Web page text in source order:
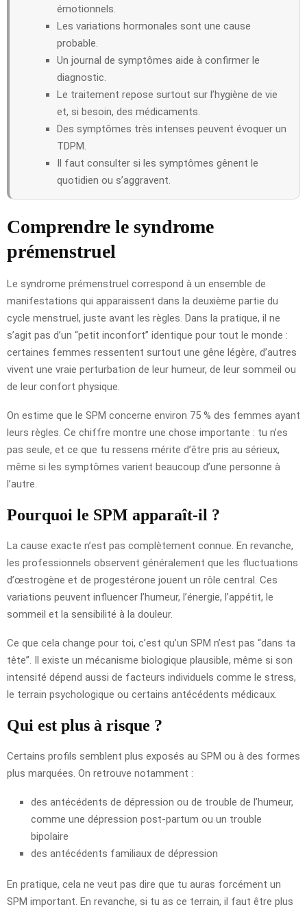
émotionnels.
Les variations hormonales sont une cause
probable.
Un journal de symptômes aide à confirmer le
diagnostic.
Le traitement repose surtout sur l’hygiène de vie
et, si besoin, des médicaments.
Des symptômes très intenses peuvent évoquer un
TDPM.
Il faut consulter si les symptômes gênent le
quotidien ou s’aggravent.
Comprendre le syndrome
prémenstruel
Le syndrome prémenstruel correspond à un ensemble de
manifestations qui apparaissent dans la deuxième partie du
cycle menstruel, juste avant les règles. Dans la pratique, il ne
s’agit pas d’un “petit inconfort” identique pour tout le monde :
certaines femmes ressentent surtout une gêne légère, d’autres
vivent une vraie perturbation de leur humeur, de leur sommeil ou
de leur confort physique.
On estime que le SPM concerne environ 75 % des femmes ayant
leurs règles. Ce chiffre montre une chose importante : tu n’es
pas seule, et ce que tu ressens mérite d’être pris au sérieux,
même si les symptômes varient beaucoup d’une personne à
l’autre.
Pourquoi le SPM apparaît-il ?
La cause exacte n’est pas complètement connue. En revanche,
les professionnels observent généralement que les fluctuations
d’œstrogène et de progestérone jouent un rôle central. Ces
variations peuvent influencer l’humeur, l’énergie, l’appétit, le
sommeil et la sensibilité à la douleur.
Ce que cela change pour toi, c’est qu’un SPM n’est pas “dans ta
tête”. Il existe un mécanisme biologique plausible, même si son
intensité dépend aussi de facteurs individuels comme le stress,
le terrain psychologique ou certains antécédents médicaux.
Qui est plus à risque ?
Certains profils semblent plus exposés au SPM ou à des formes
plus marquées. On retrouve notamment :
des antécédents de dépression ou de trouble de l’humeur,
comme une dépression post-partum ou un trouble
bipolaire
des antécédents familiaux de dépression
En pratique, cela ne veut pas dire que tu auras forcément un
SPM important. En revanche, si tu as ce terrain, il faut être plus